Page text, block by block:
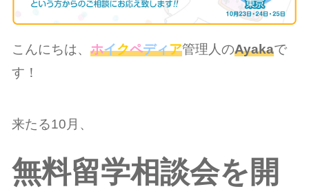
こんにちは、ホイクペディア管理人のAyakaで
す！
来たる10月、
無料留学相談会を開